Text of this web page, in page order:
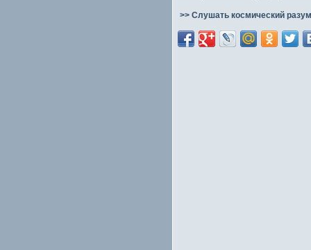
>> Слушать космический